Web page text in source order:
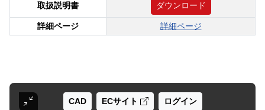
取扱説明書 ダウンロード
詳細ページ 詳細ページ
CAD ECサイト ログイン